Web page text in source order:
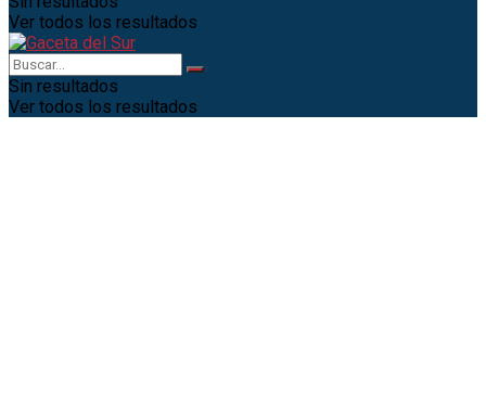
Ver todos los resultados
Sin resultados
Ver todos los resultados